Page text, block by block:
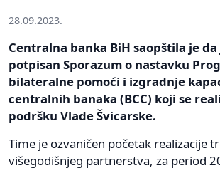
28.09.2023.
Centralna banka BiH saopštila je
potpisan Sporazum o nastavku
bilateralne pomoći i izgradnje
centralnih banaka (BCC) koji se
podršku Vlade Švicarske.
Time je ozvaničen početak realizacije
višegodišnjeg partnerstva, za period